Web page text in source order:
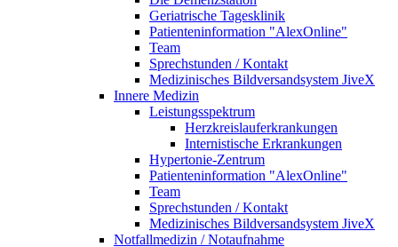
Geriatrische Tagesklinik
Patienteninformation "AlexOnline"
Team
Sprechstunden / Kontakt
Medizinisches Bildversandsystem JiveX
Innere Medizin
Leistungsspektrum
Herzkreislauferkrankungen
Internistische Erkrankungen
Hypertonie-Zentrum
Patienteninformation "AlexOnline"
Team
Sprechstunden / Kontakt
Medizinisches Bildversandsystem JiveX
Notfallmedizin / Notaufnahme